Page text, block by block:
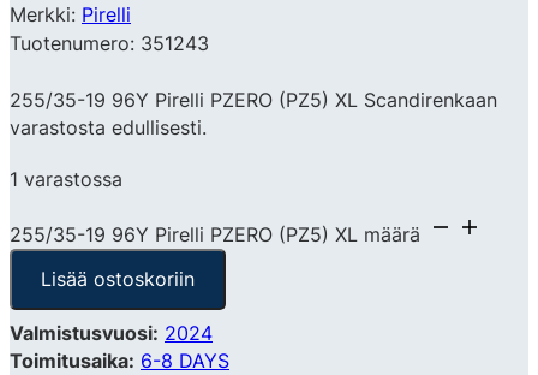
Merkki: Pirelli
Tuotenumero: 351243
255/35-19 96Y Pirelli PZERO (PZ5) XL Scandirenkaan
varastosta edullisesti.
1 varastossa
255/35-19 96Y Pirelli PZERO (PZ5) XL määrä
Lisää ostoskoriin
Valmistusvuosi: 2024
Toimitusaika: 6-8 DAYS